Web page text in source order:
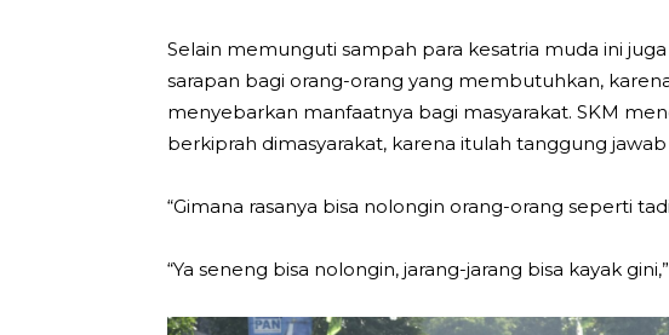
Selain memunguti sampah para kesatria muda ini
sarapan bagi orang-orang yang membutuhkan,
menyebarkan manfaatnya bagi masyarakat. SKM
berkiprah dimasyarakat, karena itulah tanggung jawab
“Gimana rasanya bisa nolongin orang-orang seperti
“Ya seneng bisa nolongin, jarang-jarang bisa kayak